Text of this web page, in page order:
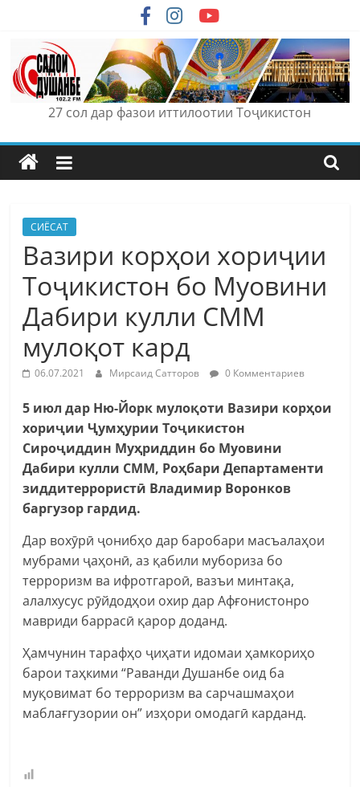
content
27 сол дар фазои иттилоотии Тоҷикистон
СИЁСАТ
Вазири корҳои хориҷии
Тоҷикистон бо Муовини
Дабири кулли СММ
мулоқот кард
06.07.2021 Мирсаид Сатторов 0 Комментариев
5 июл дар Ню-Йорк мулоқоти Вазири корҳои
хориҷии Ҷумҳурии Тоҷикистон
Сироҷиддин Муҳриддин бо Муовини
Дабири кулли СММ, Роҳбари Департаменти
зиддитеррористӣ Владимир Воронков
баргузор гардид.
Дар вохӯрӣ ҷонибҳо дар баробари масъалаҳои
мубрами ҷаҳонӣ, аз қабили мубориза бо
терроризм ва ифротгароӣ, вазъи минтақа,
алалхусус рӯйдодҳои охир дар Афғонистонро
мавриди баррасӣ қарор доданд.
Ҳамчунин тарафҳо ҷиҳати идомаи ҳамкориҳо
барои таҳкими “Раванди Душанбе оид ба
муқовимат бо терроризм ва сарчашмаҳои
маблағгузории он” изҳори омодагӣ карданд.